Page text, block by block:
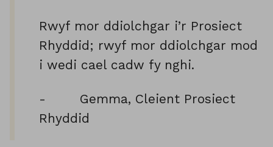
Rwyf mor ddiolchgar i’r Prosiect
Rhyddid; rwyf mor ddiolchgar mod
i wedi cael cadw fy nghi.
- Gemma, Cleient Prosiect
Rhyddid